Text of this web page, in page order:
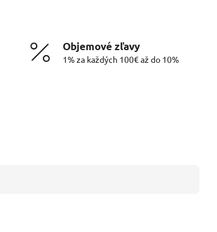
Objemové zľavy
1% za každých 100€ až do 10%